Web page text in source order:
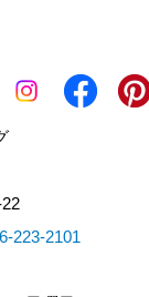
22
223-2101